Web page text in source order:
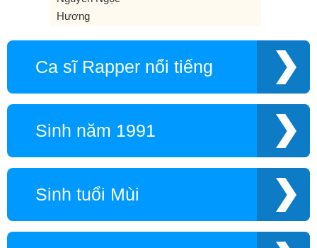
Hương
Ca sĩ Rapper nổi tiếng
Sinh năm 1991
Sinh tuổi Mùi